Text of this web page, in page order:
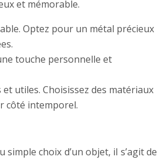
et mémorable.
Optez pour un métal précieux
touche personnelle et
utiles. Choisissez des matériaux
côté intemporel.
choix d’un objet, il s’agit de